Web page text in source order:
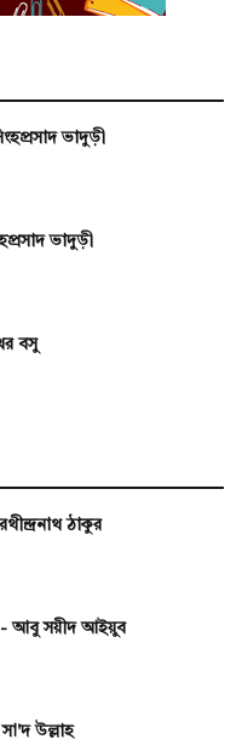
ভাদুড়ী
ভাদুড়ী
বসু
ঠাকুর
- আবু সয়ীদ আইয়ুব
সা'দ উল্লাহ